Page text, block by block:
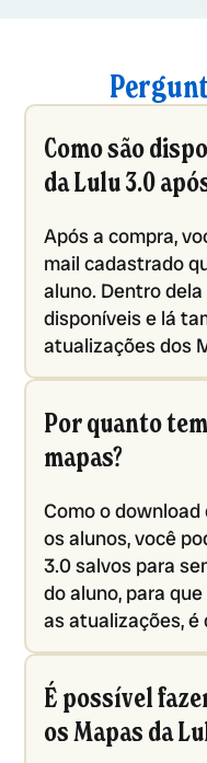
Como são
da Lulu 3.0
Após a compra,
mail cadastrado
aluno. Dentro
disponíveis e lá
atualizações dos
Por quanto
mapas?
Como o
os alunos, você
3.0 salvos para
do aluno, para
as atualizações, é
É possível
os Mapas da